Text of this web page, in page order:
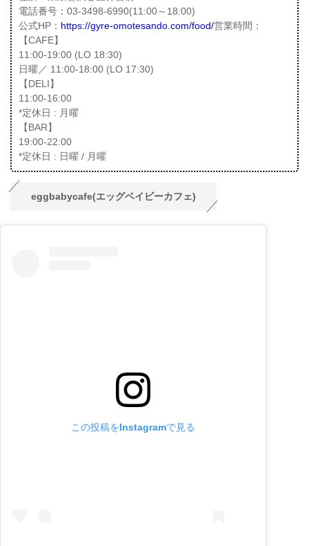
電話番号：03-3498-6990(11:00～18:00)
公式HP： https://gyre-omotesando.com/food/営業時間：
【CAFE】
11:00-19:00 (LO 18:30)
日曜／ 11:00-18:00 (LO 17:30)
【DELI】
11:00-16:00
*定休日 : 月曜
【BAR】
19:00-22:00
*定休日 : 日曜 / 月曜
eggbabycafe(エッグベイビーカフェ)
この投稿をInstagramで見る